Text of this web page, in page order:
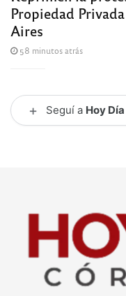
Propiedad
Aires
58 minutos atrás
+ Seguí a Hoy